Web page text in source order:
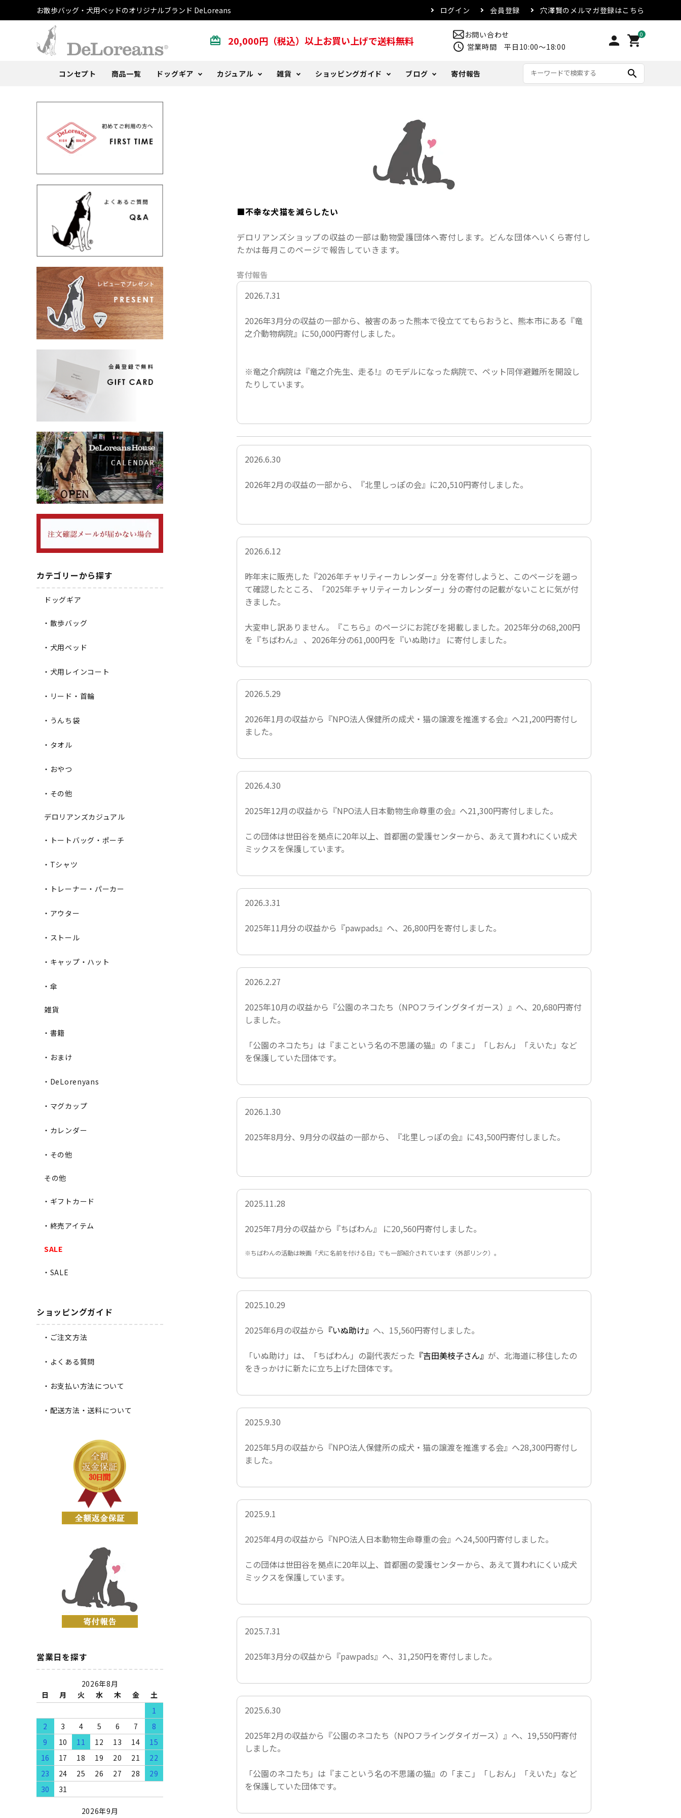
お散歩バッグ・犬用ベッドのオリジナルブランド DeLoreans ログイン 会員登録 穴澤賢のメルマガ登録はこちら
card_giftcard 20,000円（税込）以上お買い上げで送料無料 お問い合わせ
schedule 営業時間 平日10:00～18:00 person 0
shopping_cart
コンセプト 商品一覧 ドッグギア
うんち袋
カジュアル
ストール
雑貨
カレンダー
ショッピングガイド
取扱店 注文確認メールが届かない場合
ブログ 寄付報告 search
■不幸な犬猫を減らしたい
デロリアンズショップの収益の一部は動物愛護団体へ寄付します。どんな団体へいくら寄付し
たかは毎月このページで報告していきます。
寄付報告
2026.7.31
2026年3月分の収益の一部から、被害のあった熊本で役立ててもらおうと、熊本市にある 『竜
之介動物病院』 に50,000円寄付しました。
※竜之介病院は 『竜之介先生、走る!』 のモデルになった病院で、ペット同伴避難所を開設し
たりしています。
2026.6.30
2026年2月の収益の一部から、 『北里しっぽの会』 に20,510円寄付しました。
2026.6.12
昨年末に販売した 『2026年チャリティーカレンダー』 分を寄付しようと、このページを遡っ
て確認したところ、「2025年チャリティーカレンダー」分の寄付の記載がないことに気が付
きました。
大変申し訳ありません。 『こちら』 のページにお詫びを掲載しました。2025年分の68,200円
を 『ちばわん』 、2026年分の61,000円を 『いぬ助け』 に寄付しました。
2026.5.29
2026年1月の収益から 『NPO法人保健所の成犬・猫の譲渡を推進する会』 へ21,200円寄付し
ました。
2026.4.30
2025年12月の収益から 『NPO法人日本動物生命尊重の会』 へ21,300円寄付しました。
この団体は世田谷を拠点に20年以上、首都圏の愛護センターから、あえて貰われにくい成犬
ミックスを保護しています。
2026.3.31
2025年11月分の収益から 『pawpads』 へ、26,800円を寄付しました。
2026.2.27
2025年10月の収益から 『公園のネコたち（NPOフライングタイガース）』 へ、20,680円寄付
しました。
「公園のネコたち」は 『まこという名の不思議の猫』 の「まこ」「しおん」「えいた」など
を保護していた団体です。
2026.1.30
2025年8月分、9月分の収益の一部から、 『北里しっぽの会』 に43,500円寄付しました。
2025.11.28
2025年7月分の収益から 『ちばわん』 に20,560円寄付しました。
※ちばわんの活動は映画 「犬に名前を付ける日」 でも一部紹介されています（外部リンク）。
2025.10.29
2025年6月の収益から 『いぬ助け』 へ、15,560円寄付しました。
「いぬ助け」は、「ちばわん」の副代表だった 『吉田美枝子さん』 が、北海道に移住したの
をきっかけに新たに立ち上げた団体です。
2025.9.30
2025年5月の収益から 『NPO法人保健所の成犬・猫の譲渡を推進する会』 へ28,300円寄付し
ました。
2025.9.1
2025年4月の収益から 『NPO法人日本動物生命尊重の会』 へ24,500円寄付しました。
この団体は世田谷を拠点に20年以上、首都圏の愛護センターから、あえて貰われにくい成犬
ミックスを保護しています。
2025.7.31
2025年3月分の収益から 『pawpads』 へ、31,250円を寄付しました。
2025.6.30
2025年2月の収益から 『公園のネコたち（NPOフライングタイガース）』 へ、19,550円寄付
しました。
「公園のネコたち」は 『まこという名の不思議の猫』 の「まこ」「しおん」「えいた」など
を保護していた団体です。
カテゴリーから探す
ドッグギア
・散歩バッグ
・犬用ベッド
・犬用レインコート
・リード・首輪
・うんち袋
・タオル
・おやつ
・その他
デロリアンズカジュアル
・トートバッグ・ポーチ
・Tシャツ
・トレーナー・パーカー
・アウター
・ストール
・キャップ・ハット
・傘
雑貨
・書籍
・おまけ
・DeLorenyans
・マグカップ
・カレンダー
・その他
その他
・ギフトカード
・終売アイテム
SALE
・SALE
ショッピングガイド
・ご注文方法
・よくある質問
・お支払い方法について
・配送方法・送料について
営業日を探す
2026年8月
日
月 火 水 木 金
土
1
2
3 4 5 6 7
8
9
10 11 12 13 14
15
16
17 18 19 20 21
22
23
24 25 26 27 28
29
30
31
2026年9月